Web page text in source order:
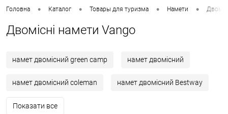
Головна • Каталог • Товары для туризма • Намети •
Двомісні намети Vango
намет двомісний green camp намет двомісний
намет двомісний coleman намет двомісний Bestway
Показати все